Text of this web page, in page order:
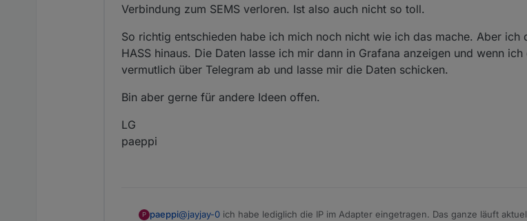
Verbindung zum SEMS verloren. Ist also auch nicht so toll.
So richtig entschieden habe ich mich noch nicht wie ich das mache. Aber
HASS hinaus. Die Daten lasse ich mir dann in Grafana anzeigen und wenn
vermutlich über Telegram ab und lasse mir die Daten schicken.
Bin aber gerne für andere Ideen offen.
LG
paeppi
P paeppi@jayjay-0 ich habe lediglich die IP im Adapter eingetragen. Das ganze läuft